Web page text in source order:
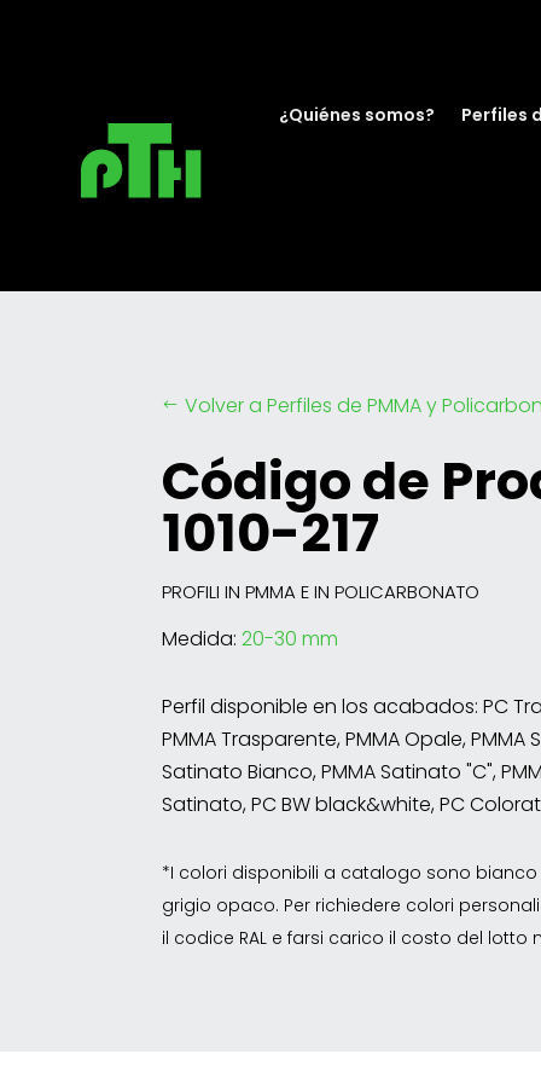
¿Quiénes somos? Perfiles
# Volver a Perfiles de PMMA y
Código de
1010-217
PROFILI IN PMMA E IN POLICARBONATO
Medida:20-30 mm
Perfil disponible en los acabados: PC
PMMA Trasparente, PMMA Opale,
Satinato Bianco, PMMA Satinato "C",
Satinato, PC BW black&white, PC
*I colori disponibili a catalogo sono
grigio opaco. Per richiedere colori
il codice RAL e farsi carico il costo del